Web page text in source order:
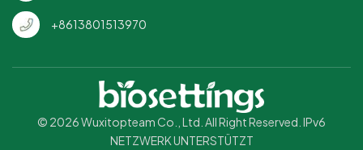
+8613801513970
© 2026 Wuxitopteam Co., Ltd. All Right Reserved. IPv6
NETZWERK UNTERSTÜTZT